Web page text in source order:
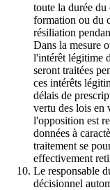
toute la durée
formation ou du
résiliation
Dans la mesure
l'intérêt légitime
seront traitées
ces intérêts
délais de
vertu des lois en
l'opposition est
données à
traitement se
effectivement
Le responsable
décisionnel